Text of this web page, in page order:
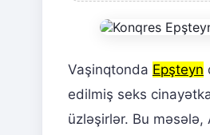
Vaşinqtonda Epşteyn
edilmiş seks
üzləşirlər. Bu məsələ,